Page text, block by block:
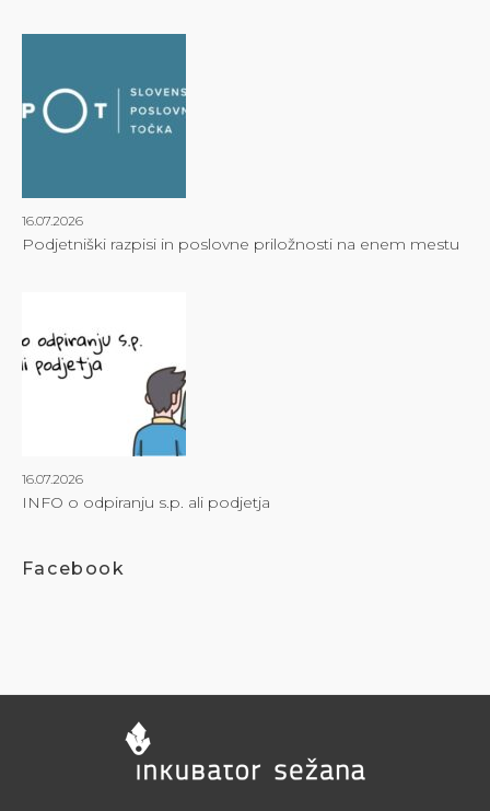
16.07.2026
Podjetniški razpisi in poslovne priložnosti na enem mestu
16.07.2026
INFO o odpiranju s.p. ali podjetja
Facebook